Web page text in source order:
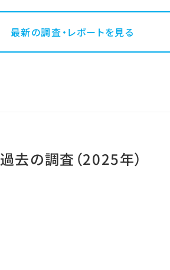
最新の調査・レポートを見る
過去の調査 （2025年）